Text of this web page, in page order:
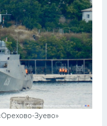
Зуево»